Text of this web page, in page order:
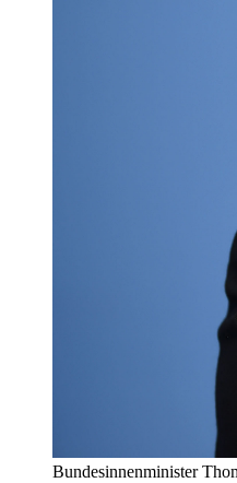
Bundesinnenminister